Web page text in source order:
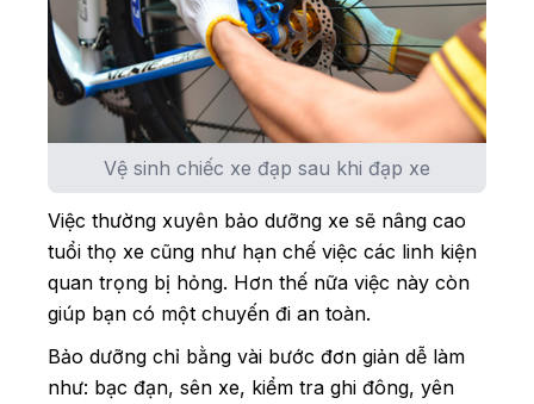
Vệ sinh chiếc xe đạp sau khi đạp xe
Việc thường xuyên bảo dưỡng xe sẽ nâng cao
tuổi thọ xe cũng như hạn chế việc các linh kiện
quan trọng bị hỏng. Hơn thế nữa việc này còn
giúp bạn có một chuyến đi an toàn.
Bảo dưỡng chỉ bằng vài bước đơn giản dễ làm
như: bạc đạn, sên xe, kiểm tra ghi đông, yên